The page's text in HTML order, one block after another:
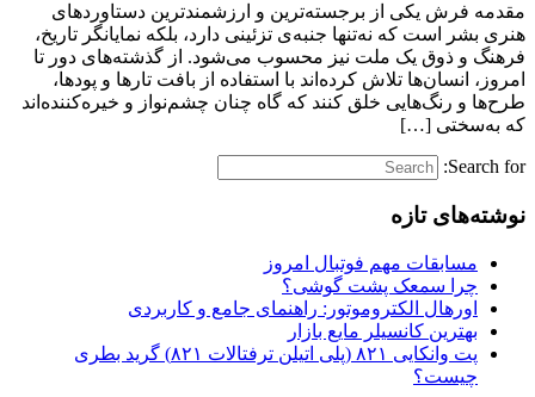
مقدمه فرش یکی از برجسته‌ترین و ارزشمندترین دستاوردهای
هنری بشر است که نه‌تنها جنبه‌ی تزئینی دارد، بلکه نمایانگر تاریخ،
فرهنگ و ذوق یک ملت نیز محسوب می‌شود. از گذشته‌های دور تا
امروز، انسان‌ها تلاش کرده‌اند با استفاده از بافت تارها و پودها،
طرح‌ها و رنگ‌هایی خلق کنند که گاه چنان چشم‌نواز و خیره‌کننده‌اند
که به‌سختی […]
Search for:
نوشته‌های تازه
مسابقات مهم فوتبال امروز
چرا سمعک پشت گوشی؟
اورهال الکتروموتور: راهنمای جامع و کاربردی
بهترین کانسیلر مایع بازار
پت وانکایی ۸۲۱ (پلی اتیلن ترفتالات ۸۲۱) گرید بطری
چیست؟